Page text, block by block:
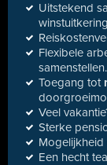
Uitstekend
Flexibele
samenstellen.
Toegang tot
Veel
Sterke
Een hecht